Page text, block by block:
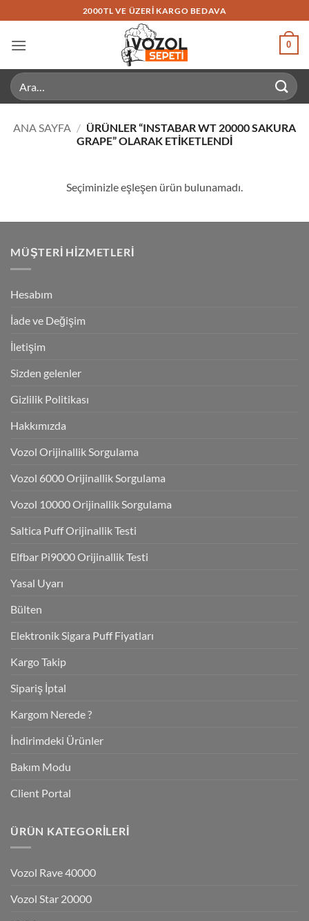
atla
2000TL VE ÜZERI KARGO BEDAVA
0
Ara:
ANA SAYFA / ÜRÜNLER “INSTABAR WT 20000 SAKURA
GRAPE” OLARAK ETIKETLENDI
Seçiminizle eşleşen ürün bulunamadı.
MÜŞTERI HIZMETLERI
Hesabım
İade ve Değişim
İletişim
Sizden gelenler
Gizlilik Politikası
Hakkımızda
Vozol Orijinallik Sorgulama
Vozol 6000 Orijinallik Sorgulama
Vozol 10000 Orijinallik Sorgulama
Saltica Puff Orijinallik Testi
Elfbar Pi9000 Orijinallik Testi
Yasal Uyarı
Bülten
Elektronik Sigara Puff Fiyatları
Kargo Takip
Sipariş İptal
Kargom Nerede ?
İndirimdeki Ürünler
Bakım Modu
Client Portal
ÜRÜN KATEGORILERI
Vozol Rave 40000
Vozol Star 20000